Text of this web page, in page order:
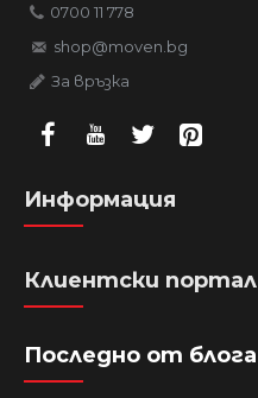
0700 11 778
shop@moven.bg
За връзка
Информация
Клиентски портал
Последно от блога